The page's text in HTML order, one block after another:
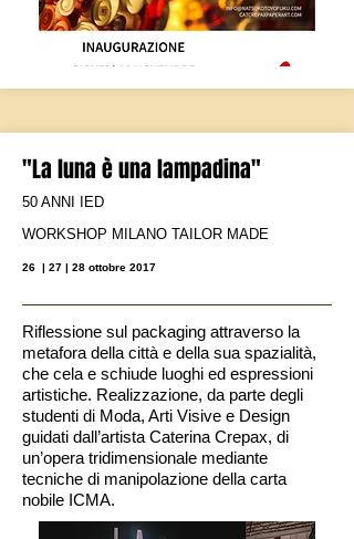
"La luna è una lampadina"
50 ANNI IED
WORKSHOP MILANO TAILOR MADE
26 | 27 | 28 ottobre 2017
Riflessione sul packaging attraverso la
metafora della città e della sua spazialità,
che cela e schiude luoghi ed espressioni
artistiche. Realizzazione, da parte degli
studenti di Moda, Arti Visive e Design
guidati dall’artista Caterina Crepax, di
un’opera tridimensionale mediante
tecniche di manipolazione della carta
nobile ICMA.